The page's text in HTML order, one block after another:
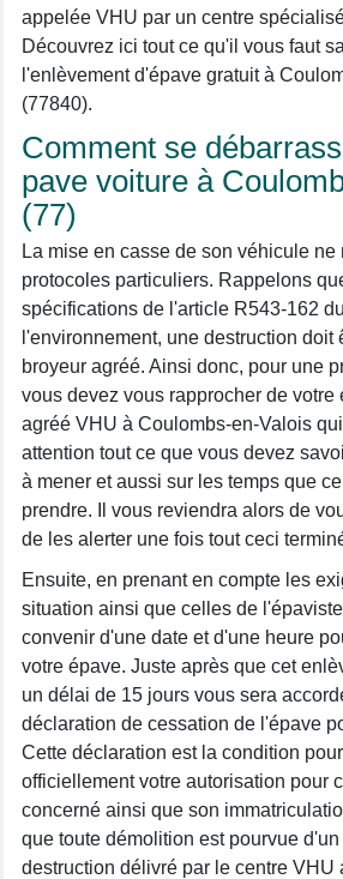
appelée VHU par un centre
Découvrez ici tout ce qu'il vous faut
l'enlèvement d'épave gratuit à
(77840).
Comment se
pave voiture à
(77)
La mise en casse de son véhicule
protocoles particuliers. Rappelons
spécifications de l'article R543-162
l'environnement, une destruction doit
broyeur agréé. Ainsi donc, pour une
vous devez vous rapprocher de votre
agréé VHU à Coulombs-en-Valois
attention tout ce que vous devez
à mener et aussi sur les temps que
prendre. Il vous reviendra alors de
de les alerter une fois tout ceci
Ensuite, en prenant en compte les
situation ainsi que celles de
convenir d'une date et d'une heure
votre épave. Juste après que cet
un délai de 15 jours vous sera
déclaration de cessation de l'épave
Cette déclaration est la condition
officiellement votre autorisation pour
concerné ainsi que son
que toute démolition est pourvue
destruction délivré par le centre VHU